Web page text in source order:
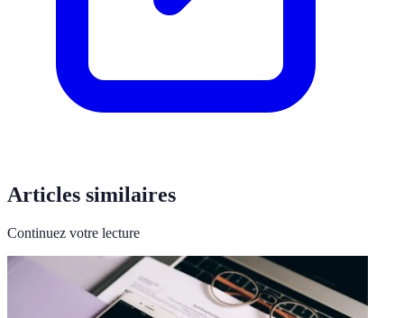
Articles similaires
Continuez votre lecture